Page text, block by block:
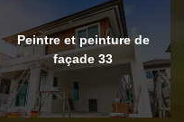
Peintre et peinture de
façade 33